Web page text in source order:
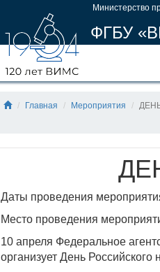
Министерство
ФГБУ
Главная Мероприятия
Даты проведения
Место проведения
10 апреля Федеральное
организует День